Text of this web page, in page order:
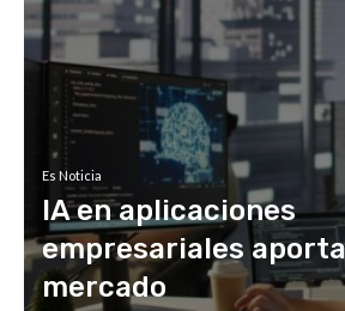
Es Noticia
IA en aplicaciones
empresariales
mercado